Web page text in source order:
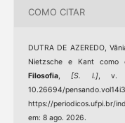
COMO CITAR
DUTRA DE AZEREDO,
Nietzsche e Kant como
Filosofia,[S. l.], v.
10.26694/
https://periodicos.ufpi.br/
em: 8 ago. 2026.